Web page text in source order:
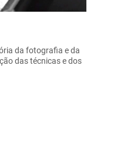
da fotografia e da
das técnicas e dos